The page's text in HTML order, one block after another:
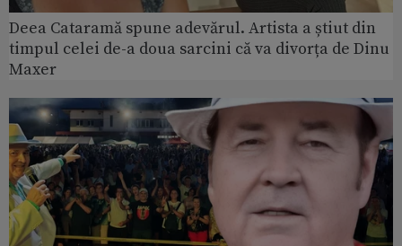
Deea Cataramă spune adevărul. Artista a știut din
timpul celei de-a doua sarcini că va divorța de Dinu
Maxer